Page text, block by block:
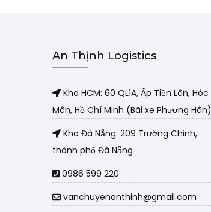
An Thịnh Logistics
Kho HCM: 60 QL1A, Ấp Tiền Lân, Hóc
Môn, Hồ Chí Minh (Bãi xe Phương Hân)
Kho Đà Nẵng: 209 Trường Chinh,
thành phố Đà Nẵng
0986 599 220
vanchuyenanthinh@gmail.com